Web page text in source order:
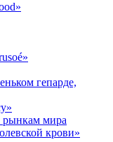
гепарде,
рынкам мира
крови»